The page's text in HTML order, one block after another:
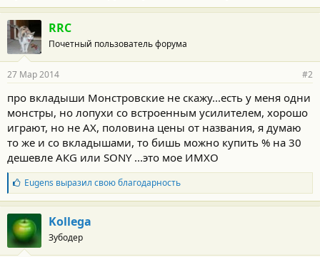
RRC
Почетный пользователь форума
27 Мар 2014 #2
про вкладыши Монстровские не скажу...есть у меня одни
монстры, но лопухи со встроенным усилителем, хорошо
играют, но не АХ, половина цены от названия, я думаю
то же и со вкладышами, то бишь можно купить % на 30
дешевле АКG или SONY ...это мое ИМХО
Б
л
а
г
о
д
а
Eugens выразил свою благодарность
Kollega
Зубодер